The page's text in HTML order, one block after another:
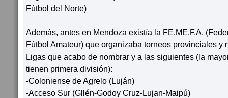
Fútbol del Norte)
Además, antes en Mendoza existía la FE.ME.F.A.
Fútbol Amateur) que organizaba torneos provinciales y
Ligas que acabo de nombrar y a las siguientes (la
tienen primera división):
-Coloniense de Agrelo (Luján)
-Acceso Sur (Gllén-Godoy Cruz-Lujan-Maipú)